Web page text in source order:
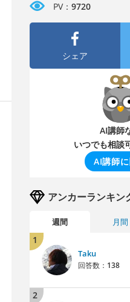
PV： 9720
シェア
AI講師
いつでも相談
AI講師に
アンカーランキン
週間 月間
1
Taku
回答数： 138
2